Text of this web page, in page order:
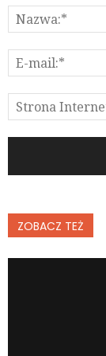
ZOBACZ TEŻ